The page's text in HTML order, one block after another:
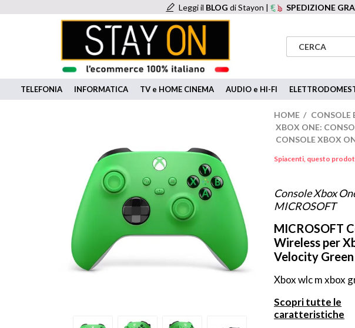
Leggi il BLOG di Stayon | SPEDIZIONE
TELEFONIA INFORMATICA TV e HOME CINEMA AUDIO e HI-FI
HOME / CONSOLE
XBOX ONE:
CONSOLE XBOX
Spiacenti, questo
Console Xbox
MICROSOFT
MICROSOFT
Wireless per
Velocity Green
Xbox wlc m xbox
Scopri tutte le
caratteristiche